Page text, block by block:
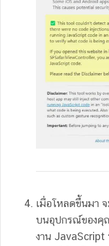
เมื่อโหลดขึ้นมา
บนอุปกรณ์ของคุ
งาน JavaScript